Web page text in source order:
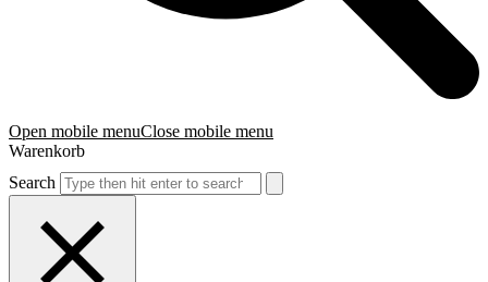
Open mobile menuClose mobile menu
Warenkorb
Search